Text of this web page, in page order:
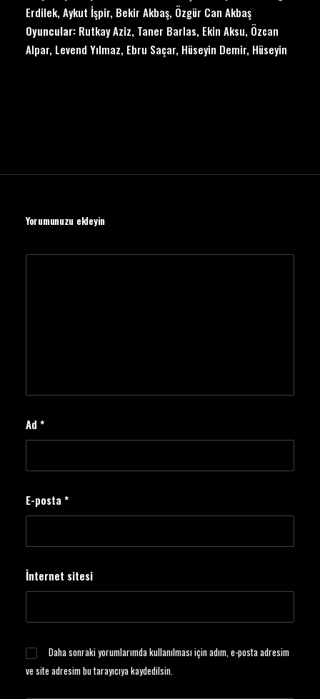
Erdilek, Aykut İşpir, Bekir Akbaş, Özgür Can Akbaş
Oyuncular: Rutkay Aziz, Taner Barlas, Ekin Aksu, Özcan
Alpar, Levend Yılmaz, Ebru Saçar, Hüseyin Demir, Hüseyin
Yorumunuzu ekleyin
Ad *
E-posta *
İnternet sitesi
Daha sonraki yorumlarımda kullanılması için adım, e-posta adresim
ve site adresim bu tarayıcıya kaydedilsin.